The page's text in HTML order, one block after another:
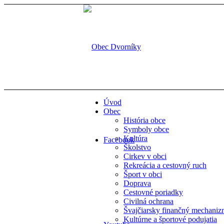
Facebook
Úvod
Obec
História obce
Symboly obce
Kultúra
Školstvo
Cirkev v obci
Rekreácia a cestovný ruch
Šport v obci
Doprava
Cestovné poriadky
Civilná ochrana
Švajčiarsky finančný
Kultúrne a športové podujatia